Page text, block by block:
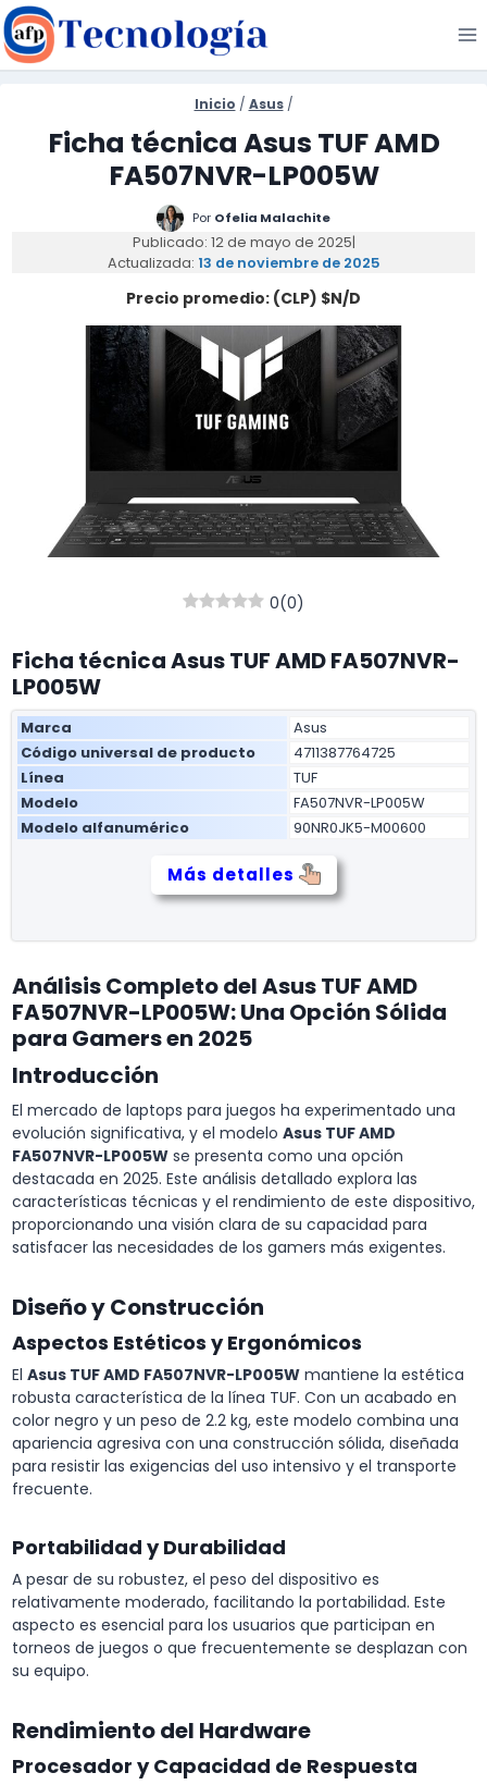
Saltar
al
contenido
Inicio / Asus /
Ficha técnica Asus TUF AMD
FA507NVR-LP005W
Por Ofelia Malachite
Publicado: 12 de mayo de 2025|
Actualizada: 13 de noviembre de 2025
Precio promedio: (CLP) $N/D
0(0)
Ficha técnica Asus TUF AMD FA507NVR-
LP005W
Marca
Asus
Código universal de producto
4711387764725
Línea
TUF
Modelo
FA507NVR-LP005W
Modelo alfanumérico
90NR0JK5-M00600
Más detalles
Análisis Completo del Asus TUF AMD
FA507NVR-LP005W: Una Opción Sólida
para Gamers en 2025
Introducción
El mercado de laptops para juegos ha experimentado una
evolución significativa, y el modelo Asus TUF AMD
FA507NVR-LP005W se presenta como una opción
destacada en 2025. Este análisis detallado explora las
características técnicas y el rendimiento de este dispositivo,
proporcionando una visión clara de su capacidad para
satisfacer las necesidades de los gamers más exigentes.
Diseño y Construcción
Aspectos Estéticos y Ergonómicos
El Asus TUF AMD FA507NVR-LP005W mantiene la estética
robusta característica de la línea TUF. Con un acabado en
color negro y un peso de 2.2 kg, este modelo combina una
apariencia agresiva con una construcción sólida, diseñada
para resistir las exigencias del uso intensivo y el transporte
frecuente.
Portabilidad y Durabilidad
A pesar de su robustez, el peso del dispositivo es
relativamente moderado, facilitando la portabilidad. Este
aspecto es esencial para los usuarios que participan en
torneos de juegos o que frecuentemente se desplazan con
su equipo.
Rendimiento del Hardware
Procesador y Capacidad de Respuesta